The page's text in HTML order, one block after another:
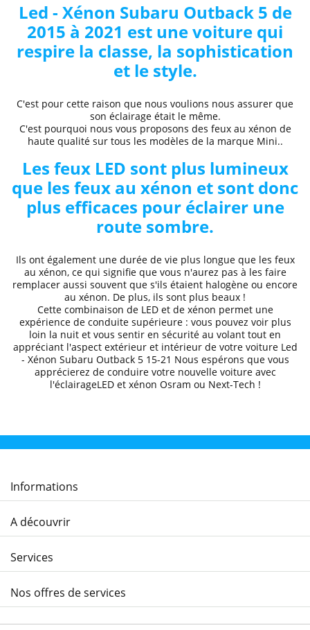
Led - Xénon Subaru Outback 5 de
2015 à 2021 est une voiture qui
respire la classe, la sophistication
et le style.
C'est pour cette raison que nous voulions nous assurer que
son éclairage était le même.
C'est pourquoi nous vous proposons des feux au xénon de
haute qualitésur tous les modèles de la marque Mini..
Les feux LED sont plus lumineux
que les feux au xénon et sont donc
plus efficaces pour éclairer une
route sombre.
Ils ont également une durée de vie plus longue que les feux
au xénon, ce qui signifie que vous n'aurez pas à les faire
remplacer aussi souvent que s'ils étaient halogène ou encore
au xénon. De plus, ils sont plus beaux !
Cette combinaison de LED et de xénon permet une
expérience de conduite supérieure: vous pouvez voir plus
loin la nuit et vous sentir en sécurité au volant tout en
appréciant l'aspect extérieur et intérieur de votre voiture Led
- Xénon Subaru Outback 515-21 Nous espérons que vous
apprécierez de conduirevotre nouvelle voiture avec
l'éclairageLED et xénon Osram ou Next-Tech !
Informations
A découvrir
Services
Nos offres de services